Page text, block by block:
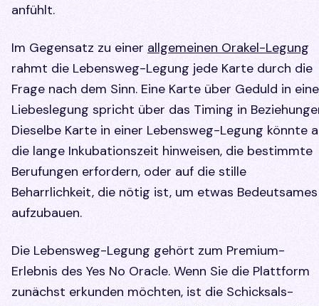
anfühlt.
Im Gegensatz zu einer allgemeinen Orakel-Legung
rahmt die Lebensweg-Legung jede Karte durch die
Frage nach dem Sinn. Eine Karte über Geduld in
Liebeslegung spricht über das Timing in
Dieselbe Karte in einer Lebensweg-Legung könnte
die lange Inkubationszeit hinweisen, die bestimmte
Berufungen erfordern, oder auf die stille
Beharrlichkeit, die nötig ist, um etwas Bedeutsames
aufzubauen.
Die Lebensweg-Legung gehört zum Premium-
Erlebnis des Yes No Oracle. Wenn Sie die Plattform
zunächst erkunden möchten, ist die Schicksals-